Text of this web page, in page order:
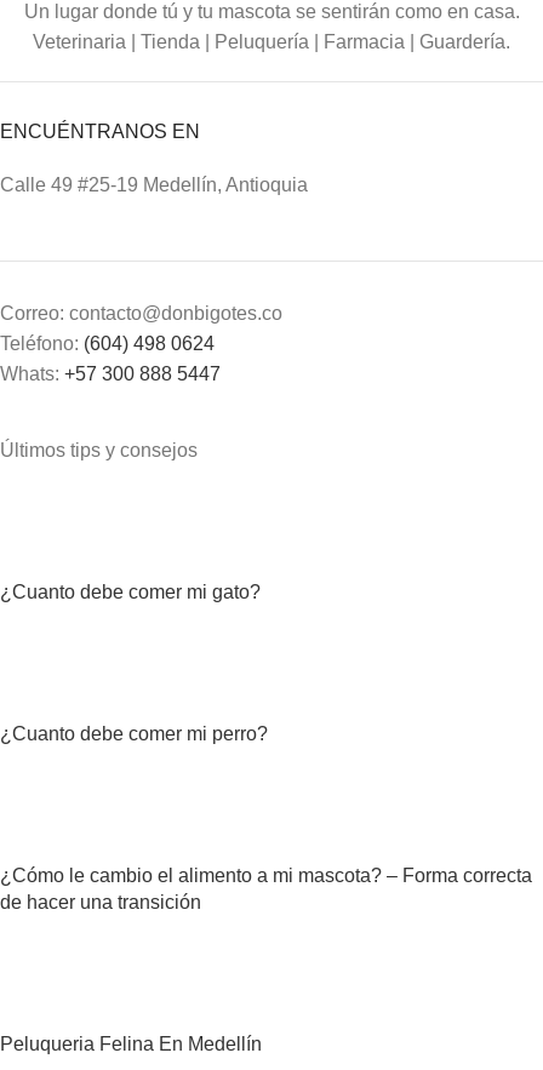
Un lugar donde tú y tu mascota se sentirán como en casa.
Veterinaria | Tienda | Peluquería | Farmacia | Guardería.
ENCUÉNTRANOS EN
Calle 49 #25-19 Medellín, Antioquia
Correo: contacto@donbigotes.co
Teléfono: (604) 498 0624
Whats: +57 300 888 5447
Últimos tips y consejos
¿Cuanto debe comer mi gato?
¿Cuanto debe comer mi perro?
¿Cómo le cambio el alimento a mi mascota? – Forma correcta
de hacer una transición
Peluqueria Felina En Medellín